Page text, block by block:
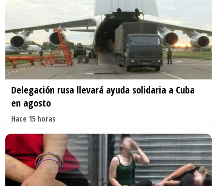
Delegación rusa llevará ayuda solidaria a Cuba
en agosto
Hace 15 horas